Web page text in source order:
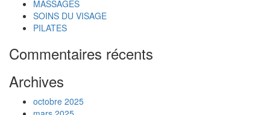
MASSAGES
SOINS DU VISAGE
PILATES
Commentaires récents
Archives
octobre 2025